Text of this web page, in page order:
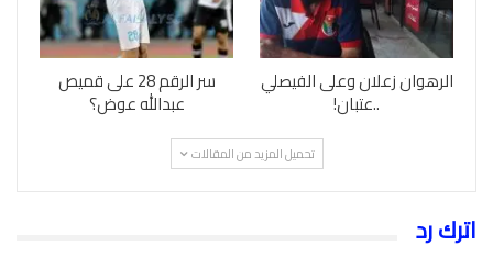
الرهوان زعلان وعلى الفيصلي
..عتبان!
سر الرقم 28 على قميص
عبدالله عوض؟
تحميل المزيد من المقالات
اترك رد